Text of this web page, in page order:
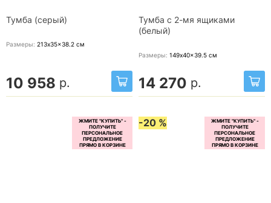
Тумба (серый)
Размеры: 213x35x38.2 см
10 958 р.
Тумба с 2-мя ящиками
(белый)
Размеры: 149x40x39.5 см
14 270 р.
-20 %